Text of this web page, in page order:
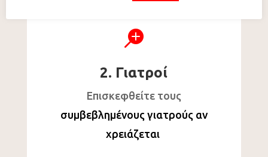

2. Γιατροί
Επισκεφθείτε τους
συμβεβλημένους γιατρούς αν
χρειάζεται